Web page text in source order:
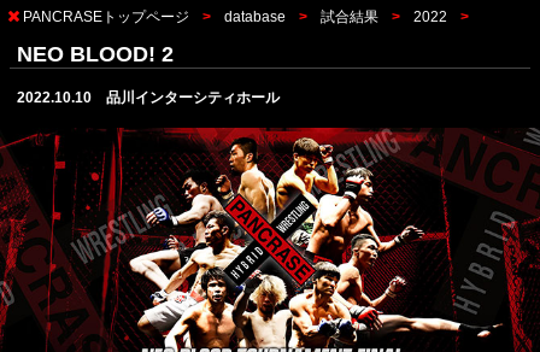
PANCRASEトップページ database 試合結果 2022
NEO BLOOD! 2
2022.10.10 品川インターシティホール